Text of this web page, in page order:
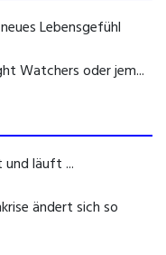
Lebensgefühl
Watchers oder jem...
läuft ...
ändert sich so